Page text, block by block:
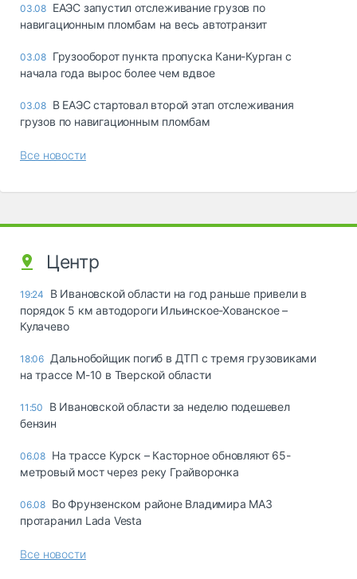
03.08 ЕАЭС запустил отслеживание грузов по
навигационным пломбам на весь автотранзит
03.08 Грузооборот пункта пропуска Кани-Курган с
начала года вырос более чем вдвое
03.08 В ЕАЭС стартовал второй этап отслеживания
грузов по навигационным пломбам
Все новости
Центр
19:24
В Ивановской области на год раньше привели в
порядок 5 км автодороги Ильинское-Хованское –
Кулачево
18:06 Дальнобойщик погиб в ДТП с тремя грузовиками
на трассе М-10 в Тверской области
11:50
В Ивановской области за неделю подешевел
бензин
06.08 На трассе Курск – Касторное обновляют 65-
метровый мост через реку Грайворонка
06.08 Во Фрунзенском районе Владимира МАЗ
протаранил Lada Vesta
Все новости